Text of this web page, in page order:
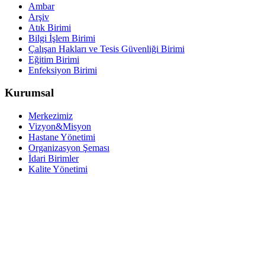
Ambar
Arşiv
Atık Birimi
Bilgi İşlem Birimi
Çalışan Hakları ve Tesis Güvenliği Birimi
Eğitim Birimi
Enfeksiyon Birimi
Kurumsal
Merkezimiz
Vizyon&Misyon
Hastane Yönetimi
Organizasyon Şeması
İdari Birimler
Kalite Yönetimi